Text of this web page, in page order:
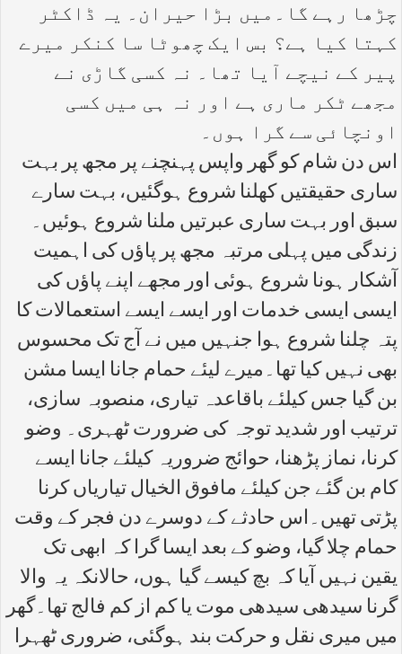
چڑھا رہے گا۔میں بڑا حیران۔ یہ ڈاکٹر
کہتا کیا ہے؟ بس ایک چھوٹا سا کنکر میرے
پیر کے نیچے آیا تھا۔ نہ کسی گاڑی نے
مجھے ٹکر ماری ہے اور نہ ہی میں کسی
اونچائی سے گرا ہوں۔
اس دن شام کو گھر واپس پہنچنے پر مجھ پر بہت
ساری حقیقتیں کھلنا شروع ہوگئیں، بہت سارے
سبق اور بہت ساری عبرتیں ملنا شروع ہوئیں۔
زندگی میں پہلی مرتبہ مجھ پر پاؤں کی اہمیت
آشکار ہونا شروع ہوئی اور مجھے اپنے پاؤں کی
ایسی ایسی خدمات اور ایسے ایسے استعمالات کا
پتہ چلنا شروع ہوا جنہیں میں نے آج تک محسوس
بھی نہیں کیا تھا۔میرے لیئے حمام جانا ایسا مشن
بن گیا جس کیلئے باقاعدہ تیاری، منصوبہ سازی،
ترتیب اور شدید توجہ کی ضرورت ٹھہری۔ وضو
کرنا، نماز پڑھنا، حوائج ضروریہ کیلئے جانا ایسے
کام بن گئے جن کیلئے مافوق الخیال تیاریاں کرنا
پڑتی تھیں۔اس حادثے کے دوسرے دن فجر کے وقت
حمام چلا گیا، وضو کے بعد ایسا گرا کہ ابھی تک
یقین نہیں آیا کہ بچ کیسے گیا ہوں، حالانکہ یہ والا
گرنا سیدھی سیدھی موت یا کم از کم فالج تھا۔گھر
میں میری نقل و حرکت بند ہوگئی، ضروری ٹھہرا